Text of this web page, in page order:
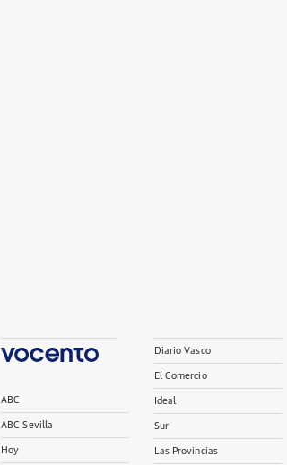
ABC
ABC Sevilla
Hoy
Diario Vasco
El Comercio
Ideal
Sur
Las Provincias